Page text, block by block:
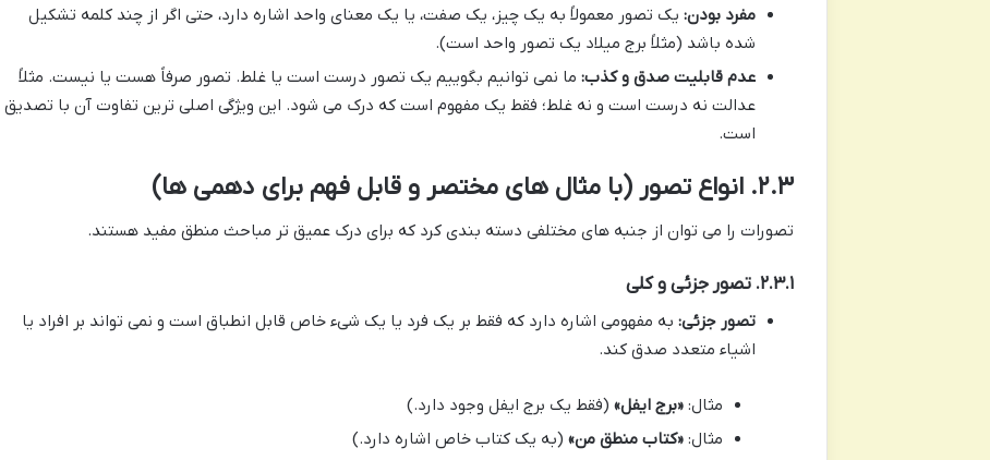
مفرد بودن: یک تصور معمولاً به یک چیز، یک صفت، یا یک معنای واحد اشاره دارد، حتی اگر از چند کلمه تشکیل
شده باشد (مثلاً برج میلاد یک تصور واحد است).
عدم قابلیت صدق و کذب: ما نمی توانیم بگوییم یک تصور درست است یا غلط. تصور صرفاً هست یا نیست. مثلاً
عدالت نه درست است و نه غلط؛ فقط یک مفهوم است که درک می شود. این ویژگی اصلی ترین تفاوت آن با تصدیق
است.
۲.۳. انواع تصور (با مثال های مختصر و قابل فهم برای دهمی ها)
تصورات را می توان از جنبه های مختلفی دسته بندی کرد که برای درک عمیق تر مباحث منطق مفید هستند.
۲.۳.۱. تصور جزئی و کلی
تصور جزئی: به مفهومی اشاره دارد که فقط بر یک فرد یا یک شیء خاص قابل انطباق است و نمی تواند بر افراد یا
اشیاء متعدد صدق کند.
مثال:«برج ایفل» (فقط یک برج ایفل وجود دارد.)
مثال:«کتاب منطق من» (به یک کتاب خاص اشاره دارد.)